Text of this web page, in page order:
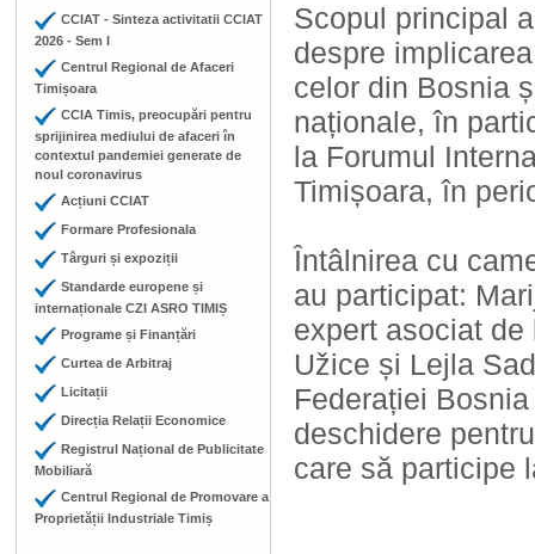
CCIAT - Sinteza activitatii CCIAT
2026 - Sem I
Centrul Regional de Afaceri
Timișoara
CCIA Timis, preocupări pentru
sprijinirea mediului de afaceri în
contextul pandemiei generate de
noul coronavirus
Acțiuni CCIAT
Formare Profesionala
Târguri și expoziții
Standarde europene și
internaționale CZI ASRO TIMIȘ
Programe și Finanțări
Curtea de Arbitraj
Licitații
Direcția Relații Economice
Registrul Național de Publicitate
Mobiliară
Centrul Regional de Promovare a
Proprietății Industriale Timiș
Scopul principal
despre
celor din Bosnia
naționale, în
la Forumul
Timișoara, în
Întâlnirea cu
au participat:
expert asociat
Užice și Lejla
Federației
deschidere
care să participe